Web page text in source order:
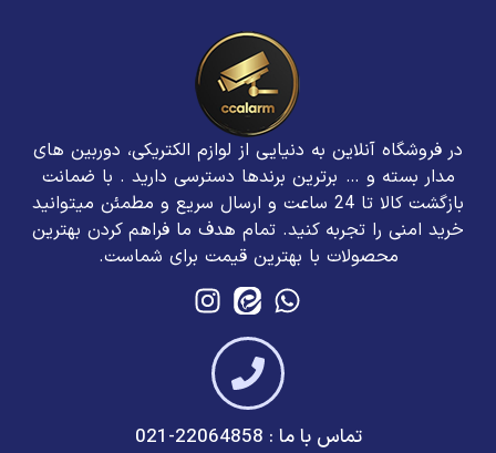
در فروشگاه آنلاین به دنیایی از لوازم الکتریکی، دوربین های
مدار بسته و … برترین برند‌ها دسترسی دارید . با ضمانت
بازگشت کالا تا 24 ساعت و ارسال سریع و مطمئن میتوانید
خرید امنی را تجربه کنید. تمام هدف ما فراهم کردن بهترین
محصولات با بهترین قیمت برای شماست.
تماس با ما : 22064858-021